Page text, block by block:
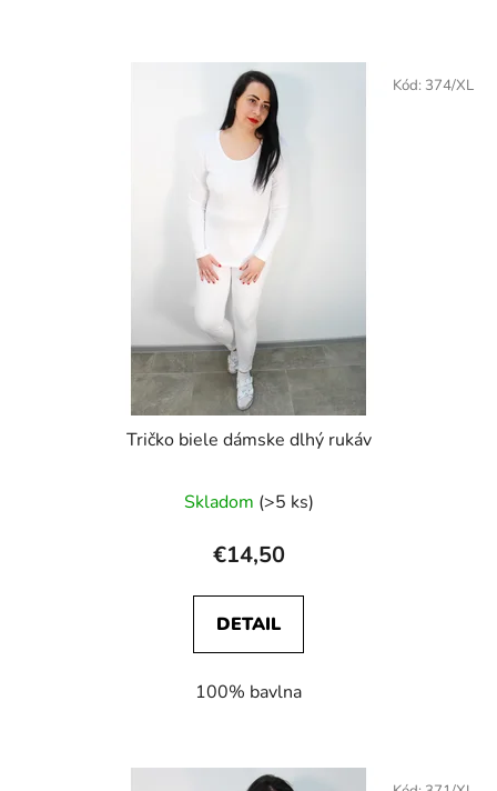
Tričko biele dámske dlhý rukáv
Skladom (>5 ks)
€14,50
DETAIL
100% bavlna
Kód: 374/XL